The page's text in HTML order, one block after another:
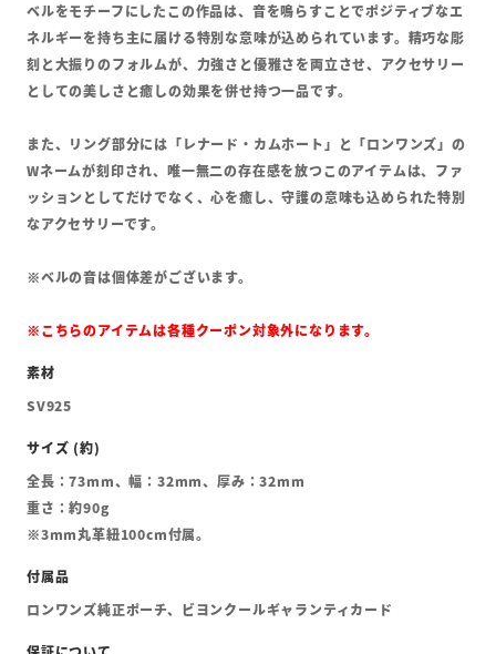
ベルをモチーフにしたこの作品は、音を鳴らすことでポジティブなエ
ネルギーを持ち主に届ける特別な意味が込められています。精巧な彫
刻と大振りのフォルムが、力強さと優雅さを両立させ、アクセサリー
としての美しさと癒しの効果を併せ持つ一品です。
また、リング部分には「レナード・カムホート」と「ロンワンズ」の
Wネームが刻印され、唯一無二の存在感を放つこのアイテムは、ファ
ッションとしてだけでなく、心を癒し、守護の意味も込められた特別
なアクセサリーです。
※ベルの音は個体差がございます。
※こちらのアイテムは各種クーポン対象外になります。
SV925
全長：73mm、幅：32mm、厚み：32mm
重さ：約90g
※3mm丸革紐100cm付属。
ロンワンズ純正ポーチ、ビヨンクールギャランティカード